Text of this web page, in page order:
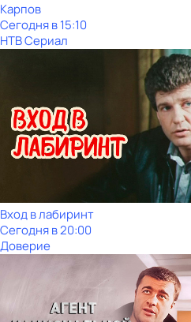
Карпов
Сегодня в 15:10
НТВ Сериал
Вход в лабиринт
Сегодня в 20:00
Доверие